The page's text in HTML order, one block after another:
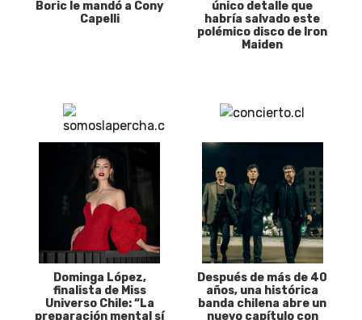
Boric le mandó a Cony
Capelli
único detalle que
habría salvado este
polémico disco de Iron
Maiden
Dominga López,
finalista de Miss
Universo Chile: “La
preparación mental sí
Después de más de 40
años, una histórica
banda chilena abre un
nuevo capítulo con